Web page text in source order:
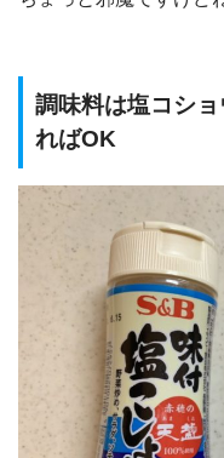
調味料は塩コシ
ればOK